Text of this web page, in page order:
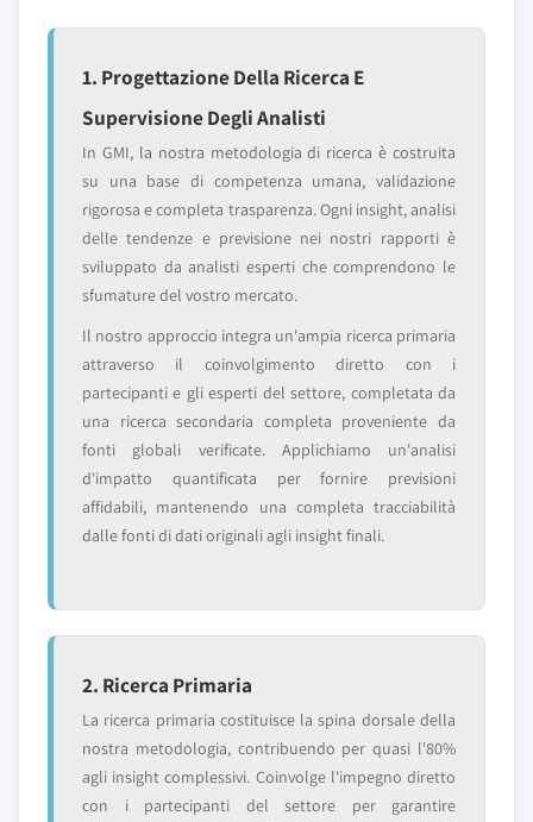
1. Progettazione Della Ricerca E
Supervisione Degli Analisti
In GMI, la nostra metodologia di ricerca è costruita
su una base di competenza umana, validazione
rigorosa e completa trasparenza. Ogni insight, analisi
delle tendenze e previsione nei nostri rapporti è
sviluppato da analisti esperti che comprendono le
sfumature del vostro mercato.
Il nostro approccio integra un'ampia ricerca primaria
attraverso il coinvolgimento diretto con i
partecipanti e gli esperti del settore, completata da
una ricerca secondaria completa proveniente da
fonti globali verificate. Applichiamo un'analisi
d'impatto quantificata per fornire previsioni
affidabili, mantenendo una completa tracciabilità
dalle fonti di dati originali agli insight finali.
2. Ricerca Primaria
La ricerca primaria costituisce la spina dorsale della
nostra metodologia, contribuendo per quasi l'80%
agli insight complessivi. Coinvolge l'impegno diretto
con i partecipanti del settore per garantire